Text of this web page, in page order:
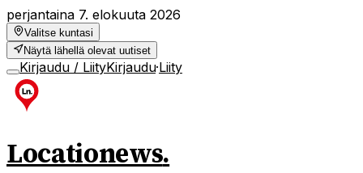
perjantaina 7. elokuuta 2026
Valitse kuntasi
Näytä lähellä olevat uutiset
Kirjaudu / LiityKirjaudu·Liity
Locationews.